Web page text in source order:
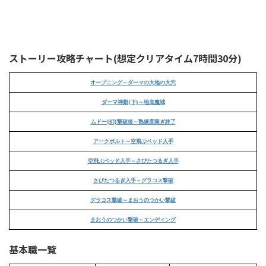
ストーリー攻略チャート(想定クリアタイム7時間30分)
オープニング～ダーマの大地の大穴
ダーマ神殿(下)～地底魔城
ムドー(幻)撃破後～熟練度稼ぎ終了
アークボルト～空飛ぶベッド入手
空飛ぶベッド入手～さびたつるぎ入手
さびたつるぎ入手～グラコス撃破
グラコス撃破～まおうのつかい撃破
まおうのつかい撃破～エンディング
基本職一覧